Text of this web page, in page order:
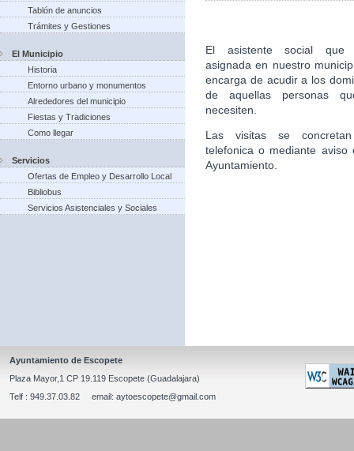
Tablón de anuncios
Trámites y Gestiones
El Municipio
Historia
Entorno urbano y monumentos
Alrededores del municipio
Fiestas y Tradiciones
Como llegar
Servicios
Ofertas de Empleo y Desarrollo Local
Bibliobus
Servicios Asistenciales y Sociales
El asistente social que
asignada en nuestro
encarga de acudir a los
de aquellas personas
necesiten.
Las visitas se
telefonica o mediante aviso
Ayuntamiento.
Ayuntamiento de Escopete
Plaza Mayor,1 CP 19.119 Escopete (Guadalajara)
Telf : 949.37.03.82 email: aytoescopete@gmail.com